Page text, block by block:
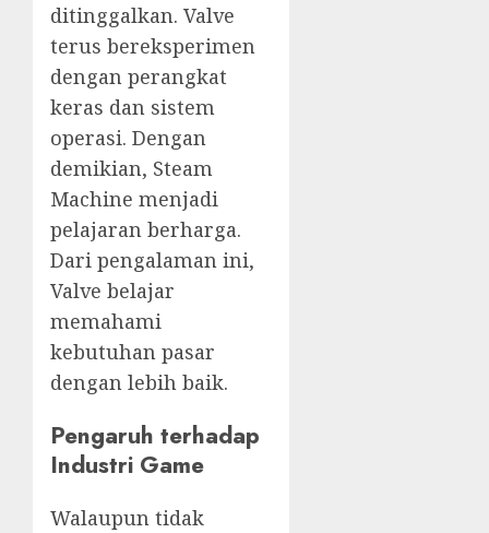
ditinggalkan. Valve
terus bereksperimen
dengan perangkat
keras dan sistem
operasi. Dengan
demikian, Steam
Machine menjadi
pelajaran berharga.
Dari pengalaman ini,
Valve belajar
memahami
kebutuhan pasar
dengan lebih baik.
Pengaruh terhadap
Industri Game
Walaupun tidak